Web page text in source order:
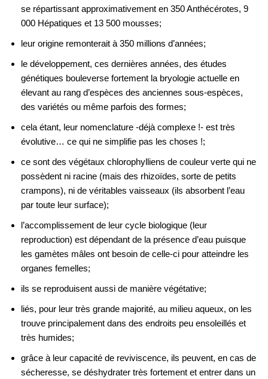
se répartissant approximativement en 350 Anthécérotes, 9
000 Hépatiques et 13 500 mousses;
leur origine remonterait à 350 millions d’années;
le développement, ces dernières années, des études
génétiques bouleverse fortement la bryologie actuelle en
élevant au rang d’espèces des anciennes sous-espèces,
des variétés ou même parfois des formes;
cela étant, leur nomenclature -déjà complexe !- est très
évolutive… ce qui ne simplifie pas les choses !;
ce sont des végétaux chlorophylliens de couleur verte qui ne
possèdent ni racine (mais des rhizoïdes, sorte de petits
crampons), ni de véritables vaisseaux (ils absorbent l’eau
par toute leur surface);
l’accomplissement de leur cycle biologique (leur
reproduction) est dépendant de la présence d’eau puisque
les gamètes mâles ont besoin de celle-ci pour atteindre les
organes femelles;
ils se reproduisent aussi de manière végétative;
liés, pour leur très grande majorité, au milieu aqueux, on les
trouve principalement dans des endroits peu ensoleillés et
très humides;
grâce à leur capacité de reviviscence, ils peuvent, en cas de
sécheresse, se déshydrater très fortement et entrer dans un